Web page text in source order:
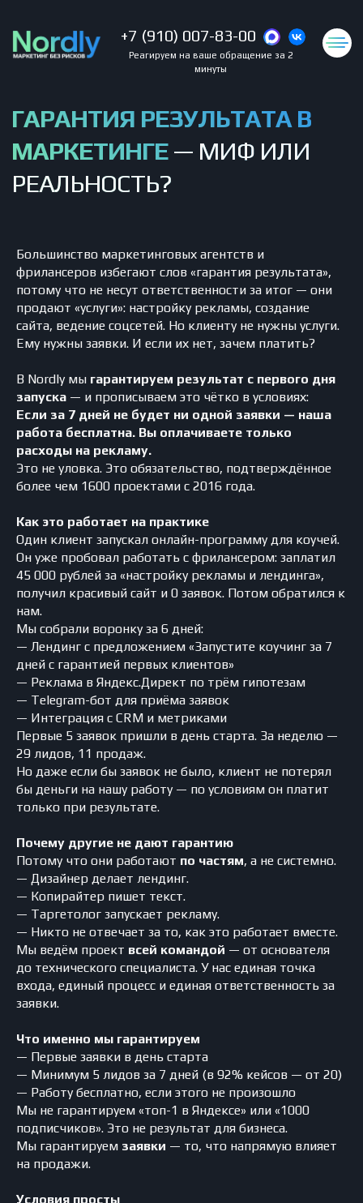
Реагируем на ваше обращение за 2
МАРКЕТИНГЕ — МИФ ИЛИ
РЕАЛЬНОСТЬ?
Большинство маркетинговых агентств и
фрилансеров избегают слов «гарантия результата»,
потому что не несут ответственности за итог — они
продают «услуги»: настройку рекламы, создание
сайта, ведение соцсетей. Но клиенту не нужны услуги.
Ему нужны заявки. И если их нет, зачем платить?
В Nordly мы гарантируем результат с первого дня
запуска — и прописываем это чётко в условиях:
Если за 7 дней не будет ни одной заявки — наша
работа бесплатна. Вы оплачиваете только
расходы на рекламу.
Это не уловка. Это обязательство, подтверждённое
более чем 1600 проектами с 2016 года.
Как это работает на практике
Один клиент запускал онлайн-программу для коучей.
Он уже пробовал работать с фрилансером: заплатил
45 000 рублей за «настройку рекламы и лендинга»,
получил красивый сайт и 0 заявок. Потом обратился к
нам.
Мы собрали воронку за 6 дней:
— Лендинг с предложением «Запустите коучинг за 7
дней с гарантией первых клиентов»
— Реклама в Яндекс.Директ по трём гипотезам
— Telegram-бот для приёма заявок
— Интеграция с CRM и метриками
Первые 5 заявок пришли в день старта. За неделю —
29 лидов, 11 продаж.
Но даже если бы заявок не было, клиент не потерял
бы деньги на нашу работу — по условиям он платит
только при результате.
Почему другие не дают гарантию
Потому что они работают по частям, а не системно.
— Дизайнер делает лендинг.
— Копирайтер пишет текст.
— Таргетолог запускает рекламу.
— Никто не отвечает за то, как это работает вместе.
Мы ведём проект всей командой — от основателя
до технического специалиста. У нас единая точка
входа, единый процесс и единая ответственность за
заявки.
Что именно мы гарантируем
— Первые заявки в день старта
— Минимум 5 лидов за 7 дней (в 92% кейсов — от 20)
— Работу бесплатно, если этого не произошло
Мы не гарантируем «топ-1 в Яндексе» или «1000
подписчиков». Это не результат для бизнеса.
Мы гарантируем заявки — то, что напрямую влияет
на продажи.
Условия просты
ВАШ БИЗНЕС ПОЛУЧАЕТ
ЗАЯВКИУЖЕ В ПЕРВУЮ
НЕДЕЛЮ